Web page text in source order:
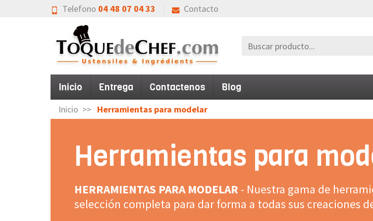
Telefono 04 48 07 04 33 Contacto
Inicio Entrega Contactenos Blog
Inicio Herramientas para modelar
Herramientas para
HERRAMIENTAS PARA MODELAR - Nuestra gama de
selección completa para dar forma a todas sus creaciones